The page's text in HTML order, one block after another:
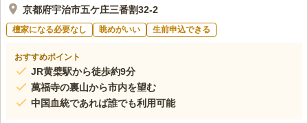
京都府宇治市五ケ庄三番割32-2
檀家になる必要なし 眺めがいい 生前申込できる
おすすめポイント
JR黄檗駅から徒歩約9分
萬福寺の裏山から市内を望む
中国血統であれば誰でも利用可能